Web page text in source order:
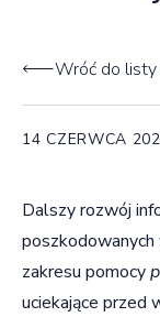
Wróć do listy
14 CZERWCA
Dalszy rozwój
poszkodowanych
zakresu pomocy
uciekające przed